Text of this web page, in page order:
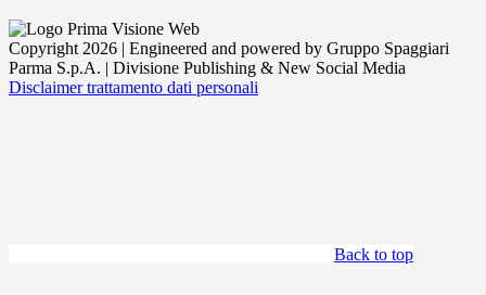
Copyright 2026 | Engineered and powered by Gruppo Spaggiari
Parma S.p.A. | Divisione Publishing & New Social Media
Disclaimer trattamento dati personali
Back to top